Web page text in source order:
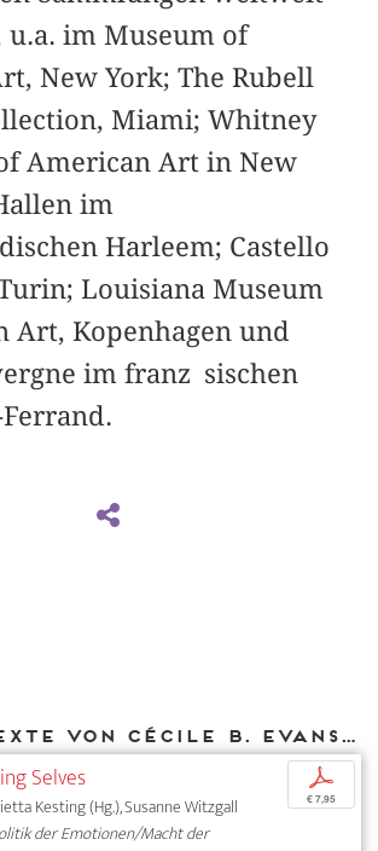
im Museum of
New York; The Rubell
Miami; Whitney
American Art in New
im
Harleem; Castello
Louisiana Museum
Art, Kopenhagen und
im franz sischen
Weitere Texte von Cécile B. Evans bei DIAPHANES
Selves
Kesting (Hg.), Susanne Witzgall
der Emotionen/Macht der
p
€ 7,95